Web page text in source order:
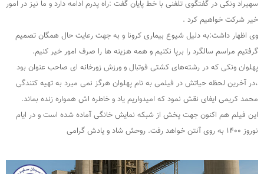
سهیراد ونکی در گفتگوی تلفنی با خط پایان گفت :راه پدرم ادامه دارد و ما نیز در امور
خیر شرکت خواهیم کرد .
وی اظهار داشت:به دلیل شیوع بیماری کرونا و به جهت رعایت حال همگان تصمیم
گرفتیم مراسم سالگرد را برپا نکنیم و همه هزینه ها را صرف امور خیر کنیم.
پهلوان ونکی که در رشته‌های کشتی فوتبال و ورزش زورخانه ای صاحب عنوان بود
،در آخرین لحظه حیاتش در فیلمی به نام پهلوان هرگز نمی میرد به تهیه کنندگی
محمد کریمی ایفای نقش نمود که امیدواریم یاد و خاطره اش همواره زنده بماند.
این فیلم هم اکنون جهت پخش از شبکه نمایش خانگی آماده شده است و در ایام
نوروز ۱۴۰۰ به روی آنتن خواهد رفت. روحش شاد و یادش گرامی